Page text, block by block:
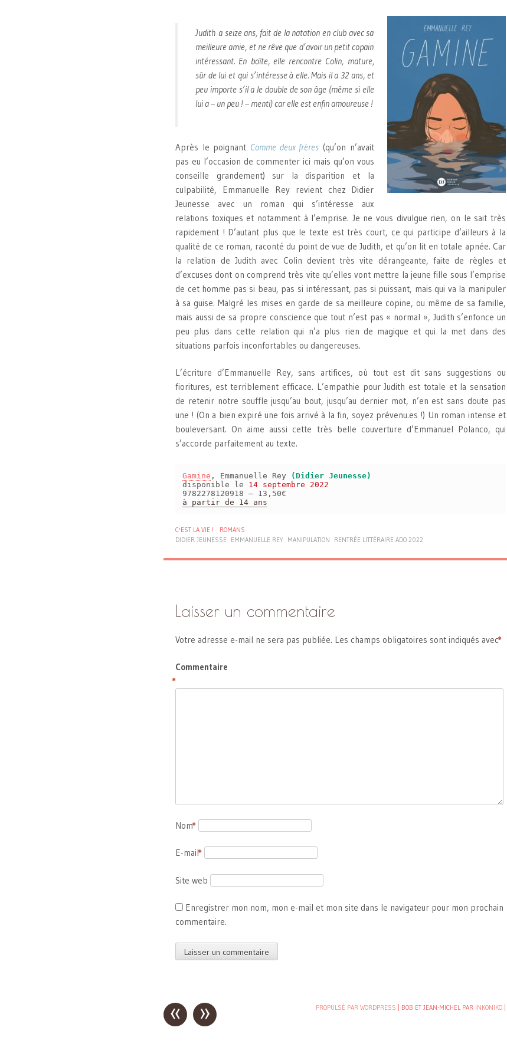
Judith a seize ans, fait de la natation en club avec sa
meilleure amie, et ne rêve que d’avoir un petit copain
intéressant. En boîte, elle rencontre Colin, mature,
sûr de lui et qui s’intéresse à elle. Mais il a 32 ans, et
peu importe s’il a le double de son âge (même si elle
lui a – un peu ! – menti) car elle est enfin amoureuse !
Après le poignant Comme deux frères (qu’on n’avait
pas eu l’occasion de commenter ici mais qu’on vous
conseille grandement) sur la disparition et la
culpabilité, Emmanuelle Rey revient chez Didier
Jeunesse avec un roman qui s’intéresse aux
relations toxiques et notamment à l’emprise. Je ne vous divulgue rien, on le sait très
rapidement ! D’autant plus que le texte est très court, ce qui participe d’ailleurs à la
qualité de ce roman, raconté du point de vue de Judith, et qu’on lit en totale apnée. Car
la relation de Judith avec Colin devient très vite dérangeante, faite de règles et
d’excuses dont on comprend très vite qu’elles vont mettre la jeune fille sous l’emprise
de cet homme pas si beau, pas si intéressant, pas si puissant, mais qui va la manipuler
à sa guise. Malgré les mises en garde de sa meilleure copine, ou même de sa famille,
mais aussi de sa propre conscience que tout n’est pas « normal », Judith s’enfonce un
peu plus dans cette relation qui n’a plus rien de magique et qui la met dans des
situations parfois inconfortables ou dangereuses.
L’écriture d’Emmanuelle Rey, sans artifices, où tout est dit sans suggestions ou
fioritures, est terriblement efficace. L’empathie pour Judith est totale et la sensation
de retenir notre souffle jusqu’au bout, jusqu’au dernier mot, n’en est sans doute pas
une ! (On a bien expiré une fois arrivé à la fin, soyez prévenu.es !) Un roman intense et
bouleversant. On aime aussi cette très belle couverture d’Emmanuel Polanco, qui
s’accorde parfaitement au texte.
Gamine , Emmanuelle Rey
(Didier Jeunesse)
disponible le 14 septembre 2022
9782278120918 – 13,50€
à partir de 14 ans
C'EST LA VIE !
ROMANS
DIDIER JEUNESSE
EMMANUELLE REY MANIPULATION RENTRÉE LITTÉRAIRE ADO 2022
Laisser un commentaire
Votre adresse e-mail ne sera pas publiée. Les champs obligatoires sont indiqués avec
*
Commentaire
*
Nom
*
E-mail
*
Site web
Enregistrer mon nom, mon e-mail et mon site dans le navigateur pour mon prochain
commentaire.
Post
navigation
« » PROPULSÉ PAR WORDPRESS | BOB ET JEAN-MICHEL PAR INKONIKO